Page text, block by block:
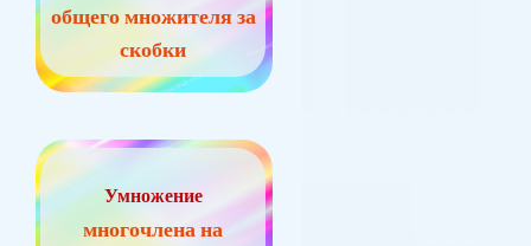
общего множителя за
скобки
Умножение
многочлена на